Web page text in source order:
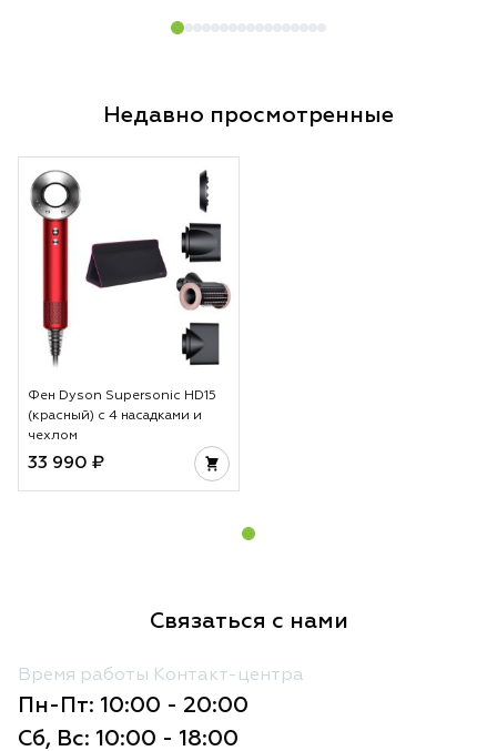
Недавно просмотренные
Фен Dyson Supersonic HD15
(красный) с 4 насадками и
чехлом
33 990 ₽
Связаться с нами
Время работы Контакт-центра
Пн-Пт: 10:00 - 20:00
Сб, Вс: 10:00 - 18:00